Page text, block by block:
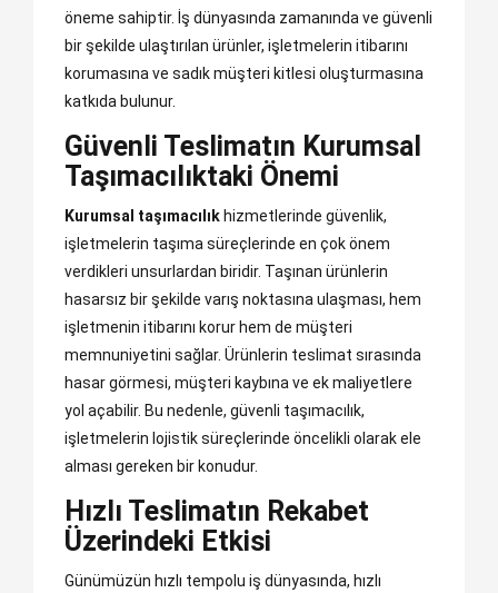
öneme sahiptir. İş dünyasında zamanında ve güvenli
bir şekilde ulaştırılan ürünler, işletmelerin itibarını
korumasına ve sadık müşteri kitlesi oluşturmasına
katkıda bulunur.
Güvenli Teslimatın Kurumsal
Taşımacılıktaki Önemi
Kurumsal taşımacılık hizmetlerinde güvenlik,
işletmelerin taşıma süreçlerinde en çok önem
verdikleri unsurlardan biridir. Taşınan ürünlerin
hasarsız bir şekilde varış noktasına ulaşması, hem
işletmenin itibarını korur hem de müşteri
memnuniyetini sağlar. Ürünlerin teslimat sırasında
hasar görmesi, müşteri kaybına ve ek maliyetlere
yol açabilir. Bu nedenle, güvenli taşımacılık,
işletmelerin lojistik süreçlerinde öncelikli olarak ele
alması gereken bir konudur.
Hızlı Teslimatın Rekabet
Üzerindeki Etkisi
Günümüzün hızlı tempolu iş dünyasında, hızlı